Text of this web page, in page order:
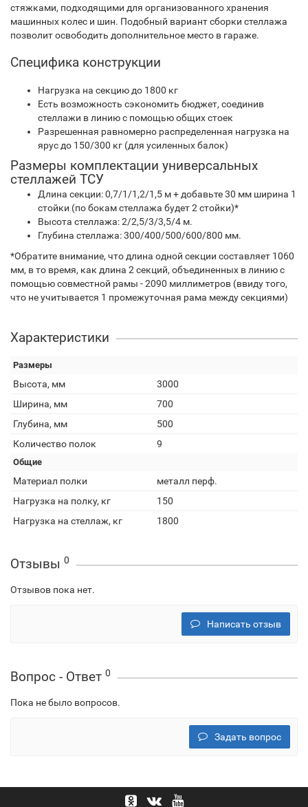
стяжками, подходящими для организованного хранения
машинных колес и шин. Подобный вариант сборки стеллажа
позволит освободить дополнительное место в гараже.
Специфика конструкции
Нагрузка на секцию до 1800 кг
Есть возможность сэкономить бюджет, соединив
стеллажи в линию с помощью общих стоек
Разрешенная равномерно распределенная нагрузка на
ярус до 150/300 кг (для усиленных балок)
Размеры комплектации универсальных
стеллажей ТСУ
Длина секции: 0,7/1/1,2/1,5 м + добавьте 30 мм ширина 1
стойки (по бокам стеллажа будет 2 стойки)*
Высота стеллажа: 2/2,5/3/3,5/4 м.
Глубина стеллажа: 300/400/500/600/800 мм.
*Обратите внимание, что длина одной секции составляет 1060
мм, в то время, как длина 2 секций, объединенных в линию с
помощью совместной рамы - 2090 миллиметров (ввиду того,
что не учитывается 1 промежуточная рама между секциями)
Характеристики
Размеры
Высота, мм
3000
Ширина, мм
700
Глубина, мм
500
Количество полок
9
Общие
Материал полки
металл перф.
Нагрузка на полку, кг
150
Нагрузка на стеллаж, кг
1800
Отзывы 0
Отзывов пока нет.
Написать отзыв
Вопрос - Ответ 0
Пока не было вопросов.
Задать вопрос